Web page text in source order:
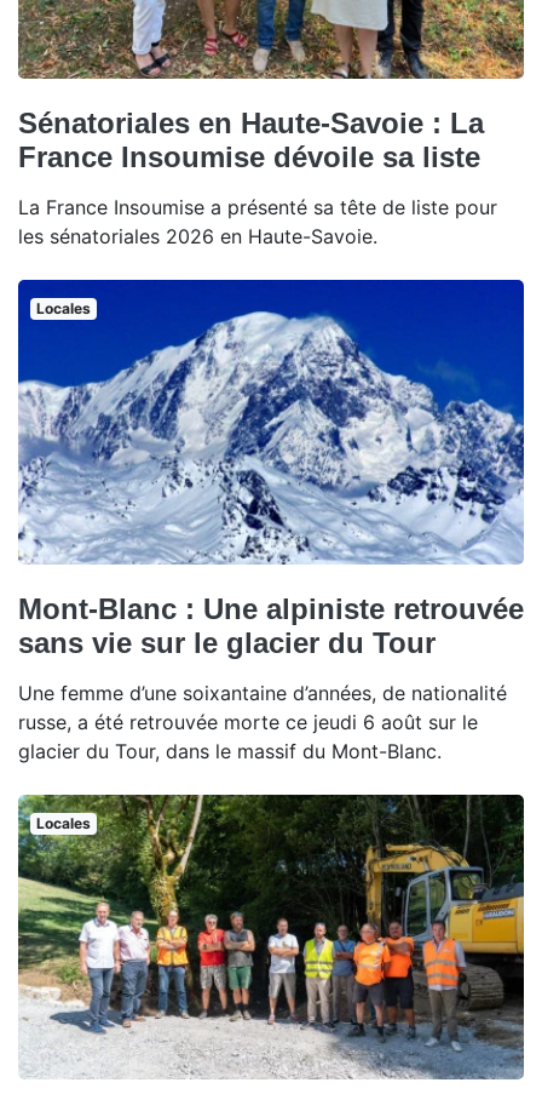
Sénatoriales en Haute-Savoie : La
France Insoumise dévoile sa liste
La France Insoumise a présenté sa tête de liste pour
les sénatoriales 2026 en Haute-Savoie.
Locales
Mont-Blanc : Une alpiniste retrouvée
sans vie sur le glacier du Tour
Une femme d’une soixantaine d’années, de nationalité
russe, a été retrouvée morte ce jeudi 6 août sur le
glacier du Tour, dans le massif du Mont-Blanc.
Locales